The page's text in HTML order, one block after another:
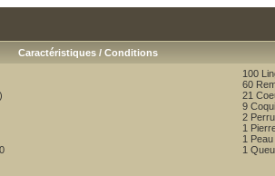
Caractéristiques / Conditions
100
60
21
9
2
1
1
1